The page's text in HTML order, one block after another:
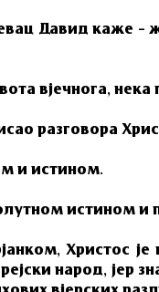
Давид каже –
вјечнога, нека
разговора
и истином.
истином и
Христос је
народ, јер